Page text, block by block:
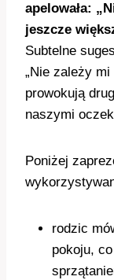
apelowała:
jeszcze
Subtelne
„Nie zależy
prowokują
naszymi
Poniżej
rodzic
pokoju,